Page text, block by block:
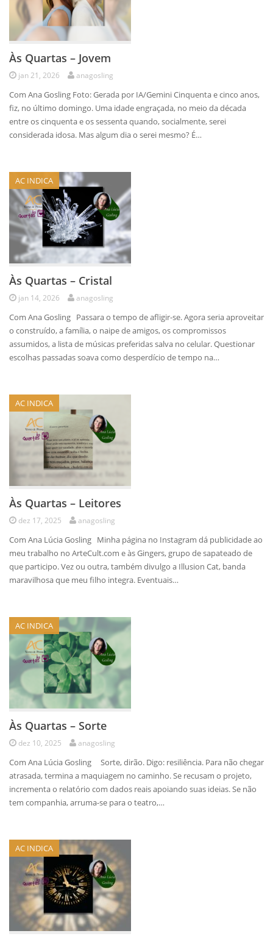
Às Quartas – Jovem
jan 21, 2026 anagosling
Com Ana Gosling Foto: Gerada por IA/Gemini Cinquenta e cinco anos,
fiz, no último domingo. Uma idade engraçada, no meio da década
entre os cinquenta e os sessenta quando, socialmente, serei
considerada idosa. Mas algum dia o serei mesmo? É…
AC INDICA
Às Quartas – Cristal
jan 14, 2026 anagosling
Com Ana Gosling Passara o tempo de afligir-se. Agora seria aproveitar
o construído, a família, o naipe de amigos, os compromissos
assumidos, a lista de músicas preferidas salva no celular. Questionar
escolhas passadas soava como desperdício de tempo na…
AC INDICA
Às Quartas – Leitores
dez 17, 2025 anagosling
Com Ana Lúcia Gosling Minha página no Instagram dá publicidade ao
meu trabalho no ArteCult.com e às Gingers, grupo de sapateado de
que participo. Vez ou outra, também divulgo a Illusion Cat, banda
maravilhosa que meu filho integra. Eventuais…
AC INDICA
Às Quartas – Sorte
dez 10, 2025 anagosling
Com Ana Lúcia Gosling Sorte, dirão. Digo: resiliência. Para não chegar
atrasada, termina a maquiagem no caminho. Se recusam o projeto,
incrementa o relatório com dados reais apoiando suas ideias. Se não
tem companhia, arruma-se para o teatro,…
AC INDICA